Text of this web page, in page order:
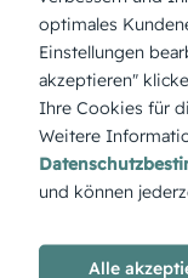
„3 Bilder“ als
Fotomomente
du Namen,
optimales
Einstellungen
akzeptieren"
Ihre Cookies für
Weitere
und können
Alle